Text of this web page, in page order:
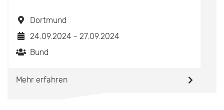
Dortmund
24.09.2024 - 27.09.2024
Bund
Mehr erfahren